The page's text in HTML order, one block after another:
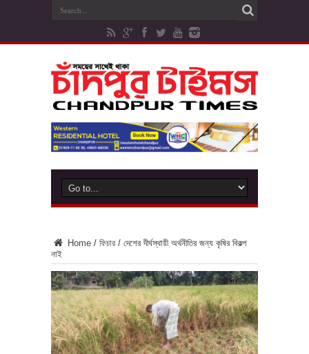
Home / ফিচার / দেশের দীর্ঘস্থায়ী অর্থনীতির জন্য কৃষির বিকল্প
নাই